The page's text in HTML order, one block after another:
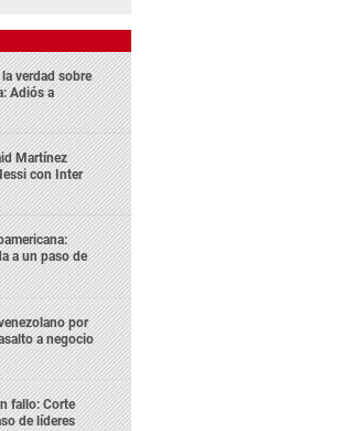
la verdad sobre
Adiós a
Martínez
con Inter
a un paso de
por
a negocio
fallo: Corte
de líderes